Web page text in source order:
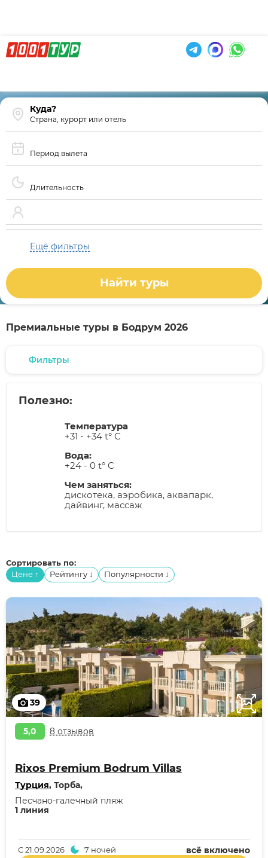
Страна, курорт или отель
Период вылета
Длительность
Ещё фильтры
Найти туры
Премиальные туры в Бодрум 2026
Фильтры
Полезно:
Температура
+31 - +34 t° C
Вода:
+24 - 0 t° C
Чем заняться:
дискотека, аэробика, аквапарк,
дайвинг, массаж
Сортировать по:
Цене ↑ Рейтингу ↓ Популярности ↓
39
5,0 8 отзывов
Rixos Premium Bodrum Villas
Турция, Торба,
1 линия
Песчано-галечный пляж
всё включено
С21.09.2026 7 ночей